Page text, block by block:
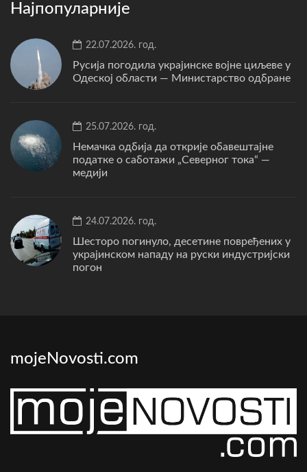
Најпопуларније
22.07.2026. год.
Русија погодила украјинске војне циљеве у
Одеској области — Министарство одбране
25.07.2026. год.
Немачка одбија да открије обавештајне
податке о саботажи „Северног тока“ —
медији
24.07.2026. год.
Шесторо погинуло, десетине повређених у
украјинском нападу на руски индустријски
погон
mojeNovosti.com